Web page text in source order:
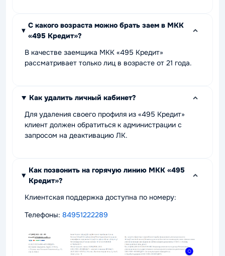
С какого возраста можно брать заем в МКК
«495 Кредит»?
В качестве заемщика МКК «495 Кредит»
рассматривает только лиц в возрасте от 21 года.
Как удалить личный кабинет?
Для удаления своего профиля из «495 Кредит»
клиент должен обратиться к администрации с
запросом на деактивацию ЛК.
Как позвонить на горячую линию МКК «495
Кредит»?
Клиентская поддержка доступна по номеру:
Телефоны: 84951222289